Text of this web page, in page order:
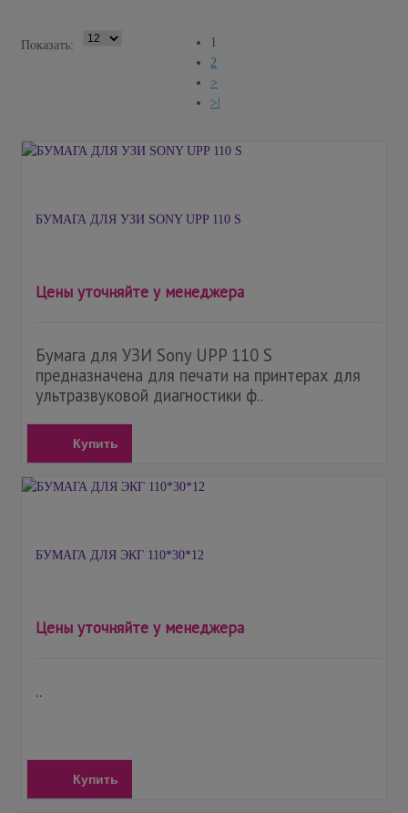
Показать:
1
2
>
>|
БУМАГА ДЛЯ УЗИ SONY UPP 110 S
Цены уточняйте у менеджера
Бумага для УЗИ Sony UPP 110 S
предназначена для печати на принтерах для
ультразвуковой диагностики ф..
Купить
БУМАГА ДЛЯ ЭКГ 110*30*12
Цены уточняйте у менеджера
..
Купить